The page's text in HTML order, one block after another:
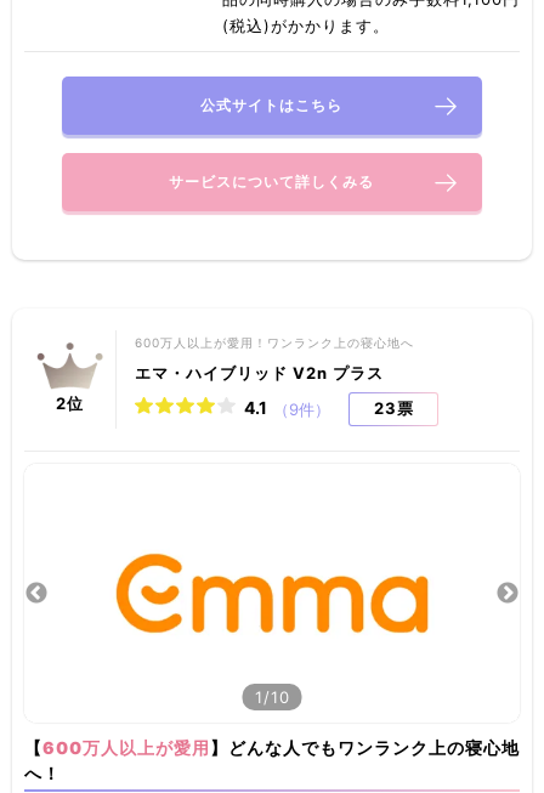
(税込)がかかります。
公式サイトはこちら
サービスについて詳しくみる
2位
600万人以上が愛用！ワンランク上の寝心地へ
エマ・ハイブリッド V2n プラス
4.1 （9件） 23票
1/10
【600万人以上が愛用】どんな人でもワンランク上の寝心地
へ！